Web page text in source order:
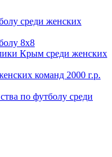
среди женских
8х8
Крым среди женских
команд 2000 г.р.
по футболу среди